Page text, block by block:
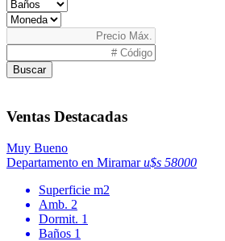
Buscar
Ventas Destacadas
Muy Bueno
Departamento en Miramaru$s 58000
Superficie m2
Amb. 2
Dormit. 1
Baños 1